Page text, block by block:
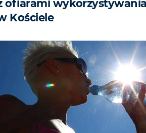
ofiarami wykorzystywania
Kościele